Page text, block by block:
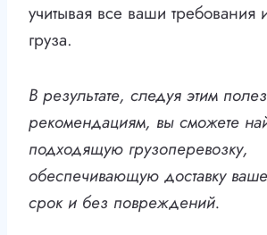
учитывая все ваши требования
груза.
В результате, следуя этим
рекомендациям, вы сможете
подходящую грузоперевозку,
обеспечивающую доставку
срок и без повреждений.